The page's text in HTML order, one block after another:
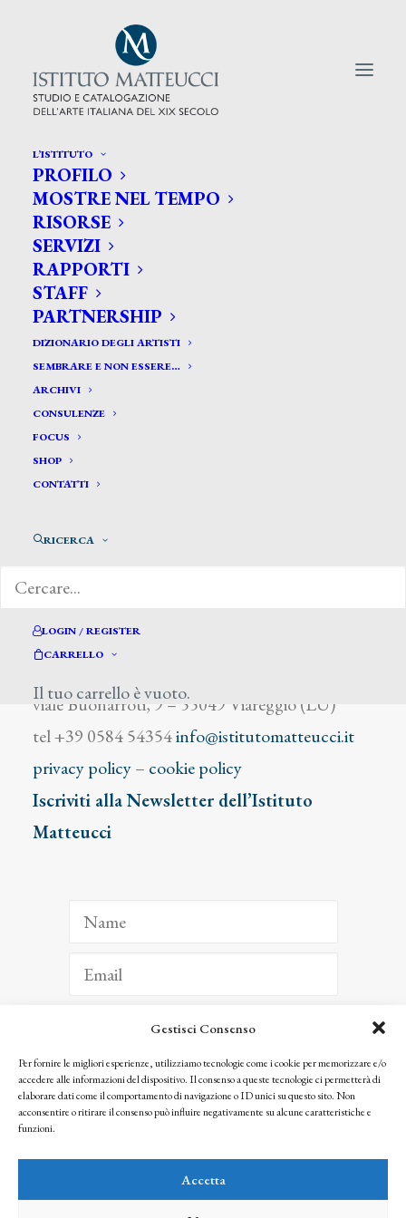
Gestisci Consenso
Per fornire le migliori esperienze, utilizziamo tecnologie come i cookie per memorizzare e/o
accedere alle informazioni del dispositivo. Il consenso a queste tecnologie ci permetterà di
elaborare dati come il comportamento di navigazione o ID unici su questo sito. Non
acconsentire o ritirare il consenso può influire negativamente su alcune caratteristiche e
funzioni.
Accetta
L’ISTITUTO
PROFILO
MOSTRE NEL TEMPO
RISORSE
SERVIZI
RAPPORTI
STAFF
PARTNERSHIP
DIZIONARIO DEGLI ARTISTI
SEMBRARE E NON ESSERE…
ARCHIVI
CONSULENZE
FOCUS
SHOP
CONTATTI
RICERCA
LOGIN / REGISTER
CARRELLO
Il tuo carrello è vuoto.
CERCA TRA GLI ARTISTI:
Search
for:
Zoffoli Andrea
viale Buonarroti, 9 – 55049 Viareggio (LU)
tel +39 0584 54354info@istitutomatteucci.it
privacy policy– cookie policy
Iscriviti alla Newsletter dell’Istituto
Matteucci
ISCRIVITI
Facendo clic per iscriverti, riconosci che le tue informazioni saranno trattate
seguendo la nostra Privacy Policy
© 2025 Istituto Matteucci. All right reserved
l’autorizzazione scritta dei proprietari dei diritti e dell’Istituto Matteucci